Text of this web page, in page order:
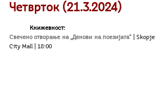
Четврток (21.3.2024)
Книжевност:
Свечено отворање на „Денови на поезијата“
| Skopje
Сity Mall | 18:00